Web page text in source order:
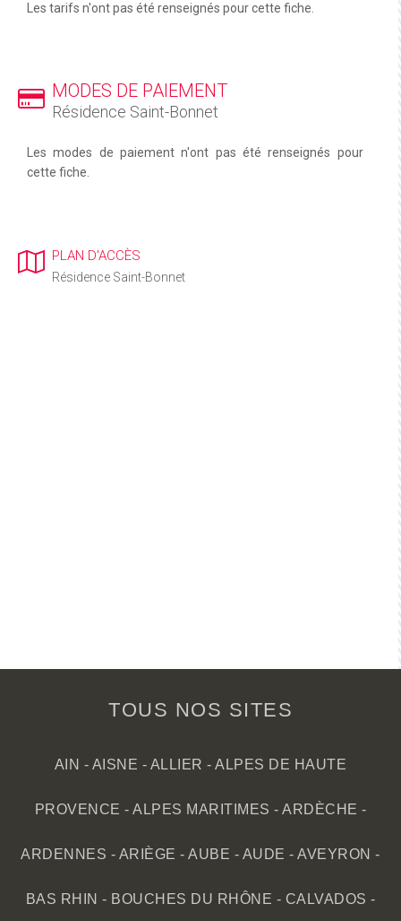
Les tarifs n'ont pas été renseignés pour cette fiche.
MODES DE PAIEMENT
Résidence Saint-Bonnet
Les modes de paiement n'ont pas été renseignés pour
cette fiche.
PLAN D'ACCÈS
Résidence Saint-Bonnet
TOUS NOS SITES
AIN - AISNE - ALLIER -ALPES DE HAUTE
PROVENCE - ALPES MARITIMES - ARDÈCHE -
ARDENNES - ARIÈGE -AUBE - AUDE -AVEYRON -
BAS RHIN - BOUCHES DU RHÔNE - CALVADOS -